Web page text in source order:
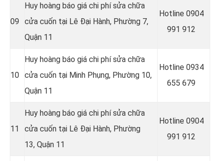
09
Huy hoàng báo giá chi phí sửa chữa
cửa cuốn tại Lê Đại Hành, Phường 7,
Quận 11
Hotline 0904
991 912
10
Huy hoàng báo giá chi phí sửa chữa
cửa cuốn tại Minh Phụng, Phường 10,
Quận 11
Hotline 0934
655 679
11
Huy hoàng báo giá chi phí sửa chữa
cửa cuốn tại Lê Đại Hành, Phường
13, Quận 11
Hotline 0904
991 912